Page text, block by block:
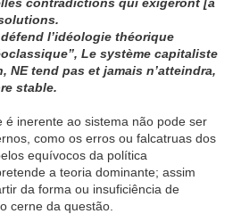
l’idéologie théorique
Le système capitaliste
NE tend pas et jamais n’atteindra,
stable.
é inerente ao sistema não pode ser
como os erros ou falcatruas dos
equívocos da política
a teoria dominante; assim
da forma ou insuficiência de
cerne da questão.